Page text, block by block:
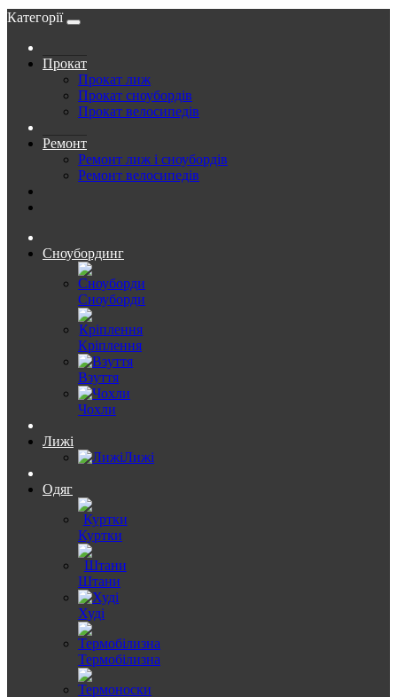
Категорії
Прокат
Прокат лиж
Прокат сноубордів
Прокат велосипедів
Ремонт
Ремонт лиж і сноубордів
Ремонт велосипедів
Сноубординг
Сноуборди
Кріплення
Взуття
Чохли
Лижі
Лижі
Одяг
Куртки
Штани
Худі
Термобілизна